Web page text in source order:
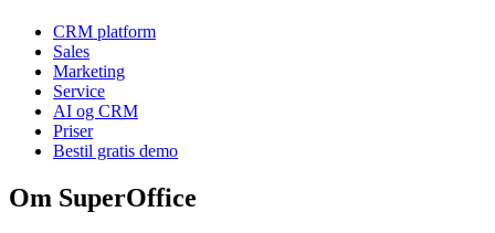
CRM platform
Sales
Marketing
Service
AI og CRM
Priser
Bestil gratis demo
Om SuperOffice